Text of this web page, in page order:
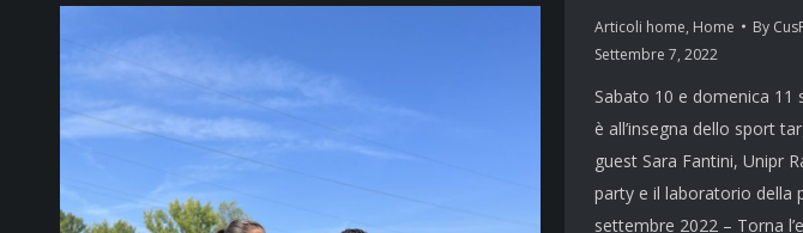
Articoli home, Home By
Settembre 7, 2022
Sabato 10 e domenica 11
è all’insegna dello sport
guest Sara Fantini, Unipr
party e il laboratorio della
settembre 2022 – Torna